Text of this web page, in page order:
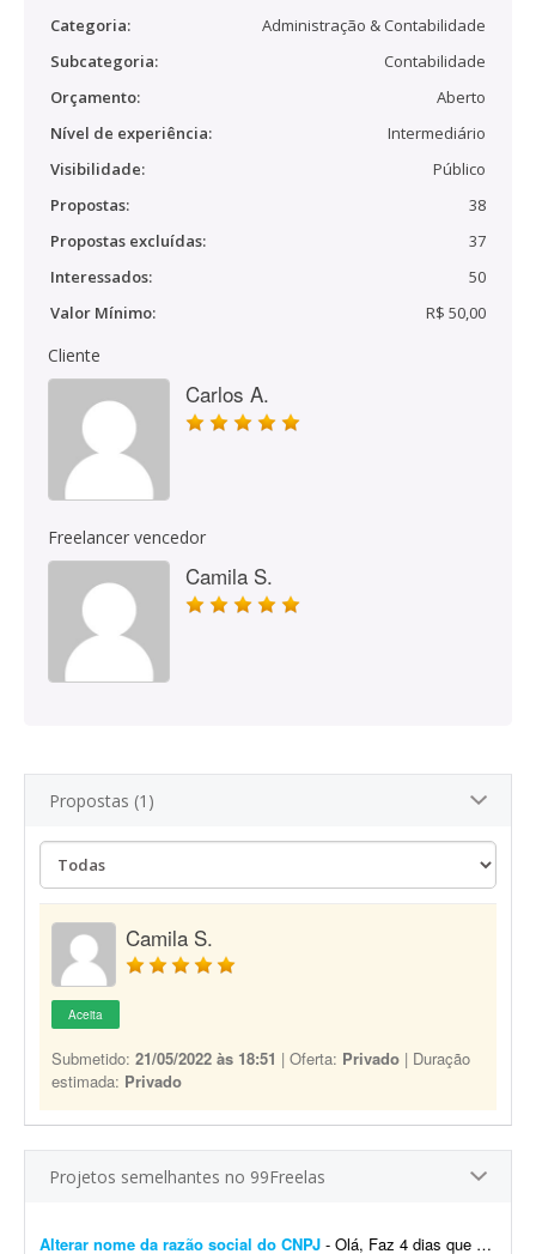
Categoria:
Administração & Contabilidade
Subcategoria:
Contabilidade
Orçamento:
Aberto
Nível de experiência:
Intermediário
Visibilidade:
Público
Propostas:
38
Propostas excluídas:
37
Interessados:
50
Valor Mínimo:
R$ 50,00
Cliente
Carlos A.
Freelancer vencedor
Camila S.
Propostas (1)
Camila S.
Aceita
Submetido: 21/05/2022 às 18:51 | Oferta: Privado | Duração
estimada: Privado
Projetos semelhantes no 99Freelas
Alterar nome da razão social do CNPJ - Olá, Faz 4 dias que abri um CNPJ novo no Simples Nacional. Precisei abrir uma conta no TikTok e o CPF aparece com meu nome de casada; por isso houve divergência no nome registrado na ...